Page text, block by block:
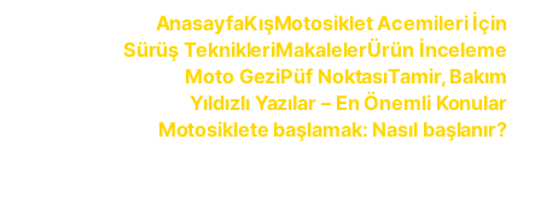
AnasayfaKışMotosiklet Acemileri İçin
Sürüş TeknikleriMakalelerÜrün İnceleme
Moto GeziPüf NoktasıTamir, Bakım
Yıldızlı Yazılar – En Önemli Konular
Motosiklete başlamak: Nasıl başlanır?